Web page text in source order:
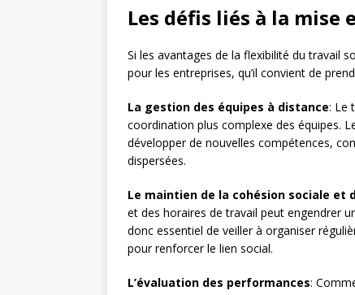
Les défis liés à la
Si les avantages de la flexibilité du travail
pour les entreprises, qu’il convient de
La gestion des équipes à distance: Le
coordination plus complexe des équipes.
développer de nouvelles compétences,
dispersées.
Le maintien de la cohésion sociale et
et des horaires de travail peut engendrer
donc essentiel de veiller à organiser
pour renforcer le lien social.
L’évaluation des performances: